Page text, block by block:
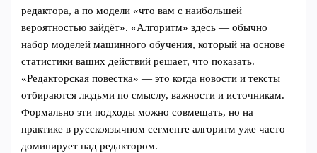
редактора, а по модели «что вам с наибольшей
вероятностью зайдёт». «Алгоритм» здесь — обычно
набор моделей машинного обучения, который на основе
статистики ваших действий решает, что показать.
«Редакторская повестка» — это когда новости и тексты
отбираются людьми по смыслу, важности и источникам.
Формально эти подходы можно совмещать, но на
практике в русскоязычном сегменте алгоритм уже часто
доминирует над редактором.